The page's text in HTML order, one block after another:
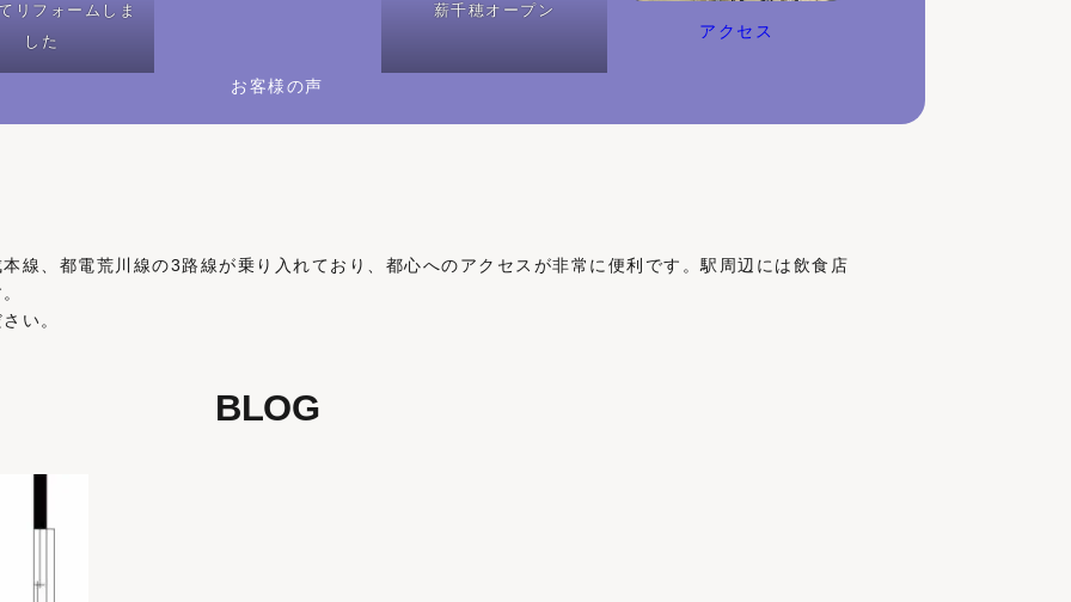
リフォームしま
した
薪千穂オープン
お客様の声
アクセス
線、都電荒川線の3路線が乗り入れており、都心へのアクセスが非常に便利です。駅周辺には飲食店
い。
BLOG